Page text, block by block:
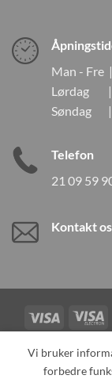
Man - Fre
Lørdag |
Søndag |
Telefon
21 09 59
Kontakt
Visa
Vi bruker
forbedre